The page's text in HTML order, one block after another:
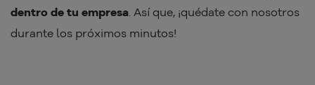
dentro de tu empresa. Así que, ¡quédate con nosotros
durante los próximos minutos!